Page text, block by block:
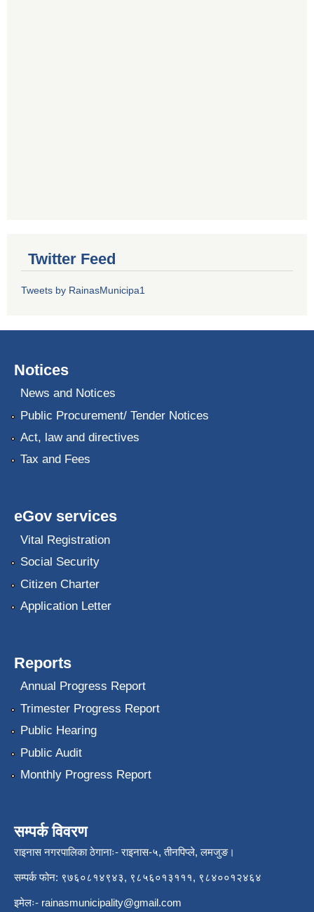
Twitter Feed
Tweets by RainasMunicipa1
Notices
News and Notices
Public Procurement/ Tender Notices
Act, law and directives
Tax and Fees
eGov services
Vital Registration
Social Security
Citizen Charter
Application Letter
Reports
Annual Progress Report
Trimester Progress Report
Public Hearing
Public Audit
Monthly Progress Report
सम्पर्क विवरण
राइनास नगरपालिका ठेगानाः- राइनास-५, तीनपिप्ले, लमजुङ।
सम्पर्क फोन: ९७६०८१४९४३, ९८५६०१३१११, ९८४००१२४६४
इमेलः- rainasmunicipality@gmail.com